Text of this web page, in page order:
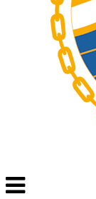
Veksle
navigasjon